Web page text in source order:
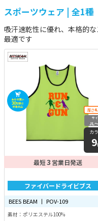
スポーツウェア | 全1種
吸汗速乾性に優れ、本格的
最適です
厚さ
サ
JL
カ
9
最短3 営業日発送
ファイバードライビブス
BEES BEAM 丨 POV-109
素材：ポリエステル100%